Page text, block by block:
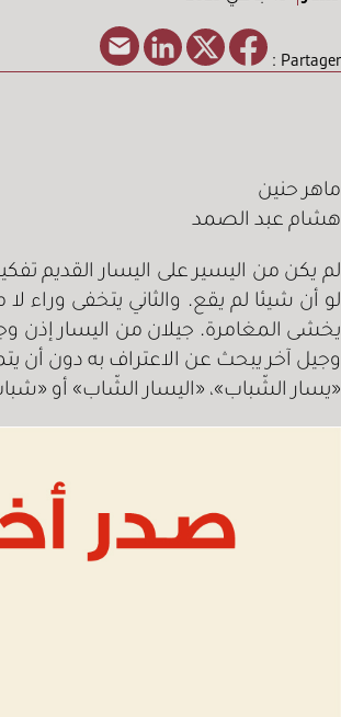
Partager :
ماهر حنين
هشام عبد الصمد
لم يكن من اليسير على اليسار القديم
لو أن شيئا لم يقع. والثاني يتخفى وراء
وجيل آخر يبحث عن الاعتراف به دون أن
«يسار الشّباب»، «اليسار الشّاب» أو